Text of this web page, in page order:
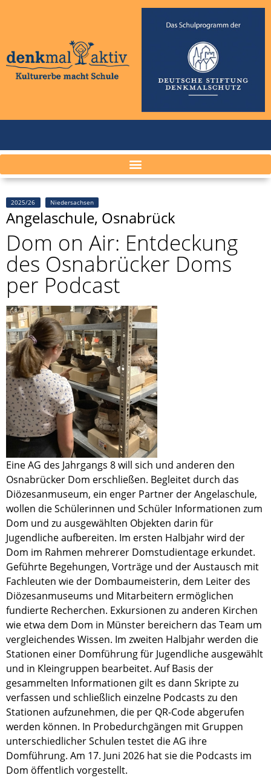
2025/26 Niedersachsen
Angelaschule, Osnabrück
Dom on Air: Entdeckung
des Osnabrücker Doms
per Podcast
Eine AG des Jahrgangs 8 will sich und anderen den
Osnabrücker Dom erschließen. Begleitet durch das
Diözesanmuseum, ein enger Partner der Angelaschule,
wollen die Schülerinnen und Schüler Informationen zum
Dom und zu ausgewählten Objekten darin für
Jugendliche aufbereiten. Im ersten Halbjahr wird der
Dom im Rahmen mehrerer Domstudientage erkundet.
Geführte Begehungen, Vorträge und der Austausch mit
Fachleuten wie der Dombaumeisterin, dem Leiter des
Diözesanmuseums und Mitarbeitern ermöglichen
fundierte Recherchen. Exkursionen zu anderen Kirchen
wie etwa dem Dom in Münster bereichern das Team um
vergleichendes Wissen. Im zweiten Halbjahr werden die
Stationen einer Domführung für Jugendliche ausgewählt
und in Kleingruppen bearbeitet. Auf Basis der
gesammelten Informationen gilt es dann Skripte zu
verfassen und schließlich einzelne Podcasts zu den
Stationen aufzunehmen, die per QR-Code abgerufen
werden können. In Probedurchgängen mit Gruppen
unterschiedlicher Schulen testet die AG ihre
Domführung. Am 17. Juni 2026 hat sie die Podcasts im
Dom öffentlich vorgestellt.